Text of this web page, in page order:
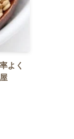
よく